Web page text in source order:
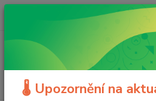
(Po-Ne, 8-20 hod.)
🌡️ Upozornění na